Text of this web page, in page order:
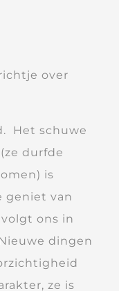
over
Het schuwe
durfde
is
geniet van
ons in
dingen
ze is